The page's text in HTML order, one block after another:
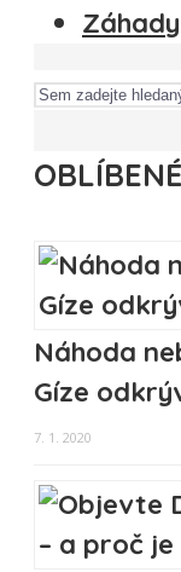
Záhady
Náhoda
Gíze
7. 1. 2020